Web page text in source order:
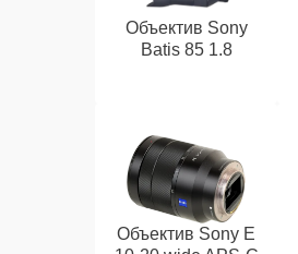
Объектив Sony
Batis 85 1.8
Объектив Sony E